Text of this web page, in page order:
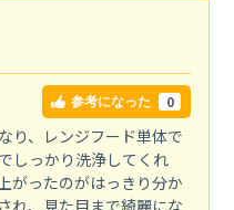
参考になった 0
り、レンジフード単体で
しっかり洗浄してくれ
がったのがはっきり分か